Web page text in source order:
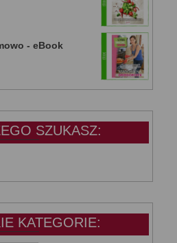
- eBook
SZUKASZ:
KATEGORIE: